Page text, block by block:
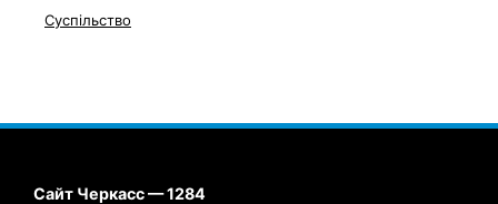
Суспільство
Сайт Черкасс — 1284